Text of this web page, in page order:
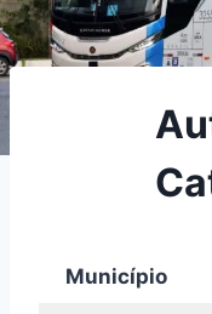
Município